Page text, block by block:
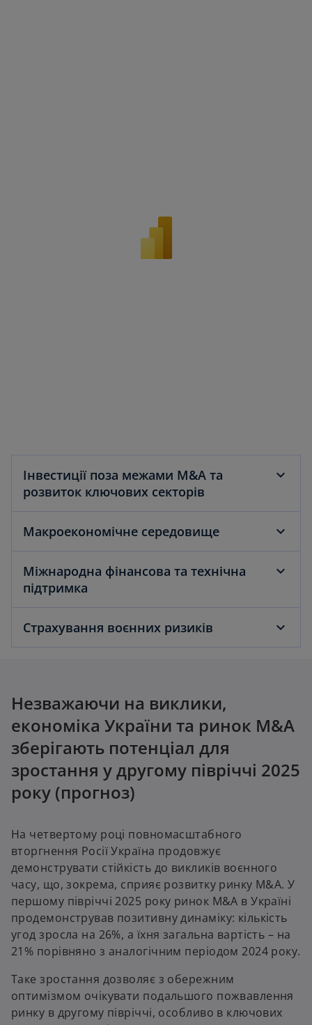
Інвестиції поза межами М&A та
розвиток ключових секторів
Макроекономічне середовище
Міжнародна фінансова та технічна
підтримка
Страхування воєнних ризиків
Незважаючи на виклики,
економіка України та ринок M&A
зберігають потенціал для
зростання у другому півріччі 2025
року (прогноз)
На четвертому році повномасштабного
вторгнення Росії Україна продовжує
демонструвати стійкість до викликів воєнного
часу, що, зокрема, сприяє розвитку ринку M&A. У
першому півріччі 2025 року ринок M&A в Україні
продемонстрував позитивну динаміку: кількість
угод зросла на 26%, а їхня загальна вартість – на
21% порівняно з аналогічним періодом 2024 року.
Таке зростання дозволяє з обережним
оптимізмом очікувати подальшого пожвавлення
ринку в другому півріччі, особливо в ключових